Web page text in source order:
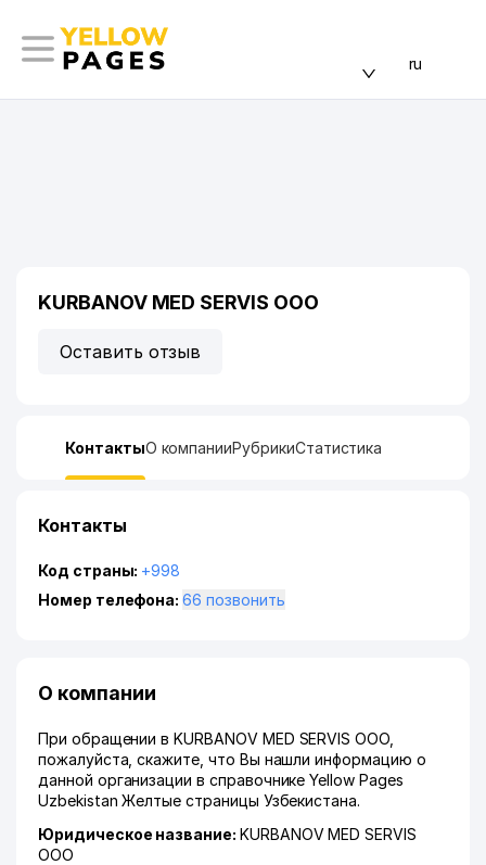
ru
KURBANOV MED SERVIS ООО
Оставить отзыв
КонтактыО компанииРубрикиСтатистика
Контакты
Код страны: +998
Номер телефона:
66 позвонить
О компании
При обращении в KURBANOV MED SERVIS ООО,
пожалуйста, скажите, что Вы нашли информацию о
данной организации в справочнике Yellow Pages
Uzbekistan Желтые страницы Узбекистана.
Юридическое название: KURBANOV MED SERVIS
ООО